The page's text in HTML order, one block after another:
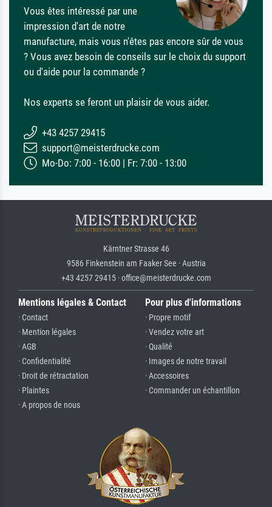
Vous êtes intéressé par une
impression d'art de notre
manufacture, mais vous n'êtes pas encore sûr de vous
? Vous avez besoin de conseils sur le choix du support
ou d'aide pour la commande ?
Nos experts se feront un plaisir de vous aider.
+43 4257 29415
support@meisterdrucke.com
Mo-Do: 7:00 - 16:00 | Fr: 7:00 - 13:00
Kärntner Strasse 46
9586 Finkenstein am Faaker See · Austria
+43 4257 29415 · office@meisterdrucke.com
Mentions légales & Contact
· Contact
· Mention légales
· AGB
· Confidentialité
· Droit de rétractation
· Plaintes
· A propos de nous
Pour plus d'informations
· Propre motif
· Vendez votre art
· Qualité
· Images de notre travail
· Accessoires
· Commander un échantillon